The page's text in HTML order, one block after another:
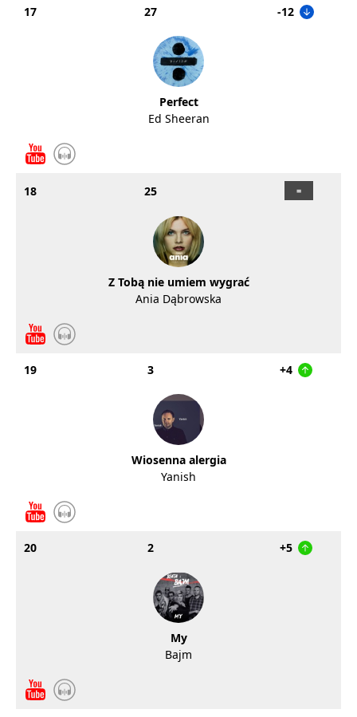
17 27 -12
Perfect
Ed Sheeran
18 25
Z Tobą nie umiem wygrać
Ania Dąbrowska
19 3 +4
Wiosenna alergia
Yanish
20 2 +5
My
Bajm